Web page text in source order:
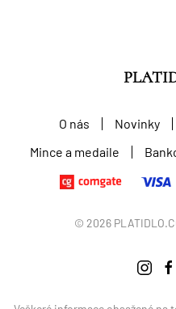
O nás Novinky
Mince a medaile
© 2026